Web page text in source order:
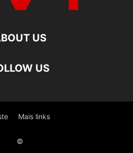
US
US
Mais links
©